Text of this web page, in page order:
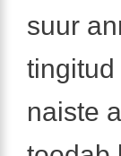
suur
naiste